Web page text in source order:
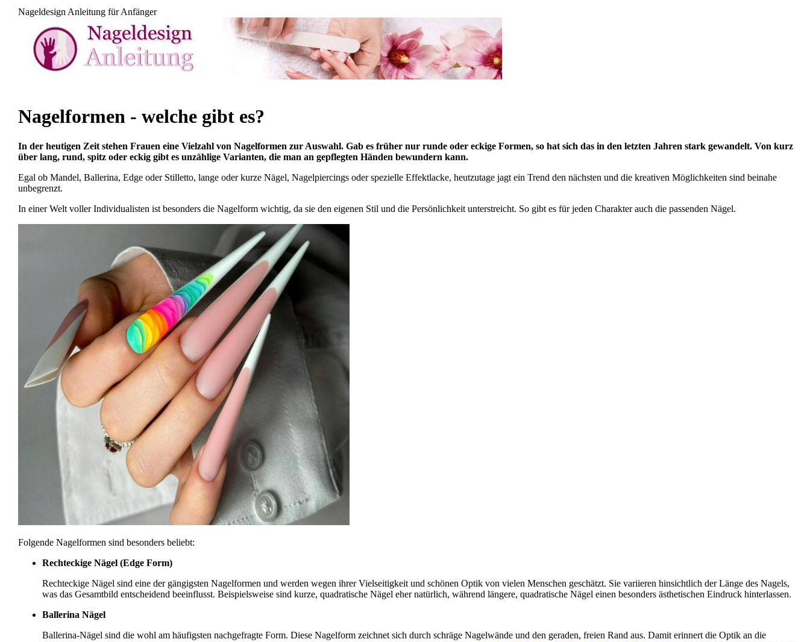
Nageldesign Anleitung für Anfänger
Nagelformen - welche gibt es?
In der heutigen Zeit stehen Frauen eine Vielzahl von Nagelformen zur Auswahl. Gab es früher nur runde oder eckige Formen, so hat sich das in den letzten Jahren stark gewandelt. Von kurz
über lang, rund, spitz oder eckig gibt es unzählige Varianten, die man an gepflegten Händen bewundern kann.
Egal ob Mandel, Ballerina, Edge oder Stilletto, lange oder kurze Nägel, Nagelpiercings oder spezielle Effektlacke, heutzutage jagt ein Trend den nächsten und die kreativen Möglichkeiten sind beinahe
unbegrenzt.
In einer Welt voller Individualisten ist besonders die Nagelform wichtig, da sie den eigenen Stil und die Persönlichkeit unterstreicht. So gibt es für jeden Charakter auch die passenden Nägel.
Folgende Nagelformen sind besonders beliebt:
Rechteckige Nägel (Edge Form)
Rechteckige Nägel sind eine der gängigsten Nagelformen und werden wegen ihrer Vielseitigkeit und schönen Optik von vielen Menschen geschätzt. Sie variieren hinsichtlich der Länge des Nagels,
was das Gesamtbild entscheidend beeinflusst. Beispielsweise sind kurze, quadratische Nägel eher natürlich, während längere, quadratische Nägel einen besonders ästhetischen Eindruck hinterlassen.
Ballerina Nägel
Ballerina-Nägel sind die wohl am häufigsten nachgefragte Form. Diese Nagelform zeichnet sich durch schräge Nagelwände und den geraden, freien Rand aus. Damit erinnert die Optik an die